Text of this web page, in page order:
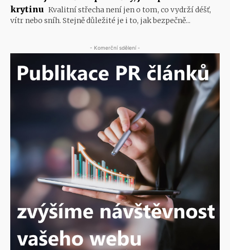
krytinu Kvalitní střecha není jen o tom, co vydrží déšť,
vítr nebo sníh. Stejně důležité je i to, jak bezpečně...
- Komerční sdělení -